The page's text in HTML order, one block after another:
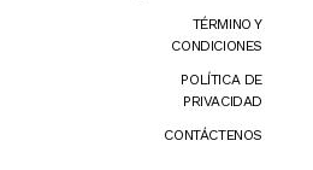
TÉRMINO Y
CONDICIONES
POLÍTICA DE
PRIVACIDAD
CONTÁCTENOS